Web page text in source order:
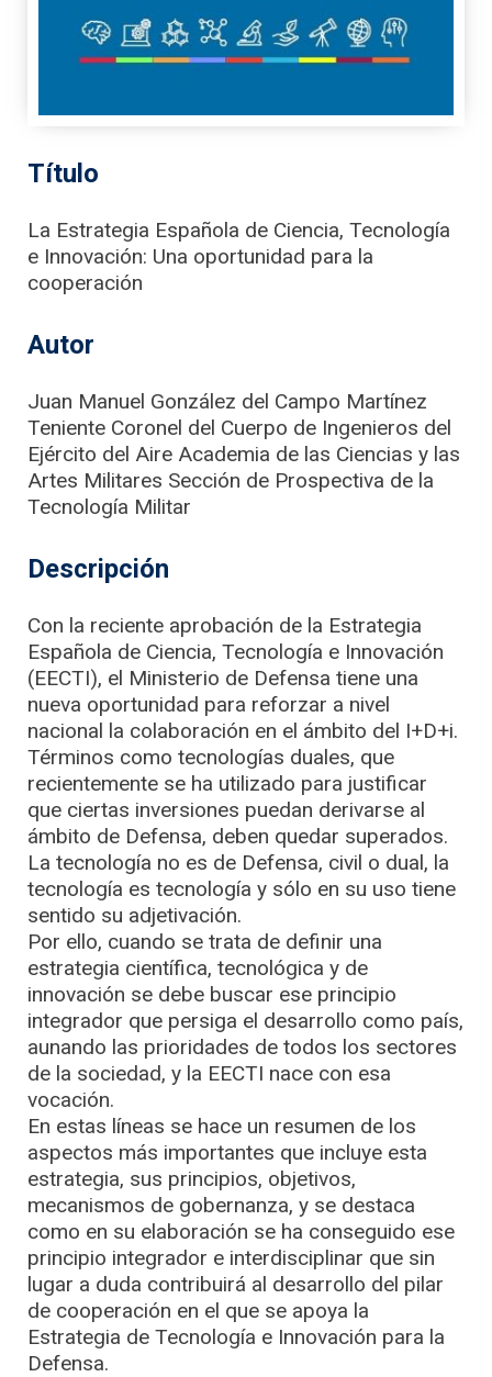
Título
La Estrategia Española de Ciencia, Tecnología
e Innovación: Una oportunidad para la
cooperación
Autor
Juan Manuel González del Campo Martínez
Teniente Coronel del Cuerpo de Ingenieros del
Ejército del Aire Academia de las Ciencias y las
Artes Militares Sección de Prospectiva de la
Tecnología Militar
Descripción
Con la reciente aprobación de la Estrategia
Española de Ciencia, Tecnología e Innovación
(EECTI), el Ministerio de Defensa tiene una
nueva oportunidad para reforzar a nivel
nacional la colaboración en el ámbito del I+D+i.
Términos como tecnologías duales, que
recientemente se ha utilizado para justificar
que ciertas inversiones puedan derivarse al
ámbito de Defensa, deben quedar superados.
La tecnología no es de Defensa, civil o dual, la
tecnología es tecnología y sólo en su uso tiene
sentido su adjetivación.
Por ello, cuando se trata de definir una
estrategia científica, tecnológica y de
innovación se debe buscar ese principio
integrador que persiga el desarrollo como país,
aunando las prioridades de todos los sectores
de la sociedad, y la EECTI nace con esa
vocación.
En estas líneas se hace un resumen de los
aspectos más importantes que incluye esta
estrategia, sus principios, objetivos,
mecanismos de gobernanza, y se destaca
como en su elaboración se ha conseguido ese
principio integrador e interdisciplinar que sin
lugar a duda contribuirá al desarrollo del pilar
de cooperación en el que se apoya la
Estrategia de Tecnología e Innovación para la
Defensa.